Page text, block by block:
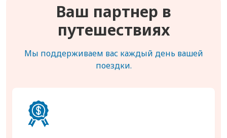
Ваш партнер в
путешествиях
Мы поддерживаем вас каждый день вашей
поездки.